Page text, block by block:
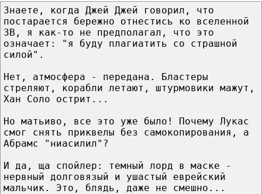
Знаете, когда Джей Джей говорил, что
постарается бережно отнестись ко вселенной
ЗВ, я как-то не предполагал, что это
означает: "я буду плагиатить со страшной
силой".
Нет, атмосфера - передана. Бластеры
стреляют, корабли летают, штурмовики мажут,
Хан Соло острит...
Но матьиво, все это уже было! Почему Лукас
смог снять приквелы без самокопирования, а
Абрамс "ниасилил"?
И да, ща спойлер: темный лорд в маске -
нервный долговязый и ушастый еврейский
мальчик. Это, блядь, даже не смешно...